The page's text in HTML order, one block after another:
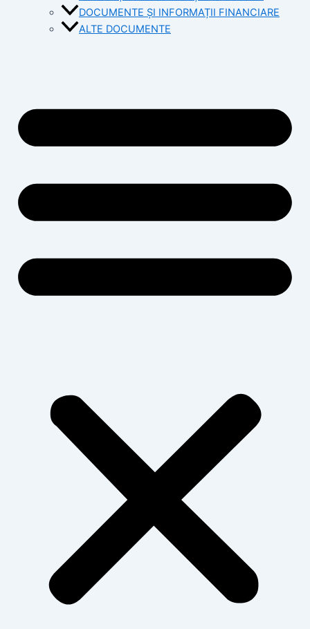
DOCUMENTE ȘI INFORMAȚII FINANCIARE
ALTE DOCUMENTE